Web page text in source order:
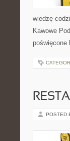
wiedzę
Kawowe
POSTED